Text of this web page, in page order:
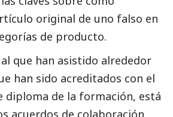
original de uno falso en
de producto.
que han asistido alrededor
han sido acreditados con el
diploma de la formación, está